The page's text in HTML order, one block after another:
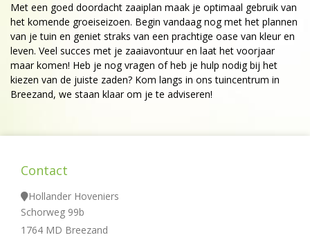
Met een goed doordacht zaaiplan maak je optimaal gebruik van
het komende groeiseizoen. Begin vandaag nog met het plannen
van je tuin en geniet straks van een prachtige oase van kleur en
leven. Veel succes met je zaaiavontuur en laat het voorjaar
maar komen! Heb je nog vragen of heb je hulp nodig bij het
kiezen van de juiste zaden? Kom langs in ons tuincentrum in
Breezand, we staan klaar om je te adviseren!
Contact
Hollander Hoveniers
Schorweg 99b
1764 MD Breezand